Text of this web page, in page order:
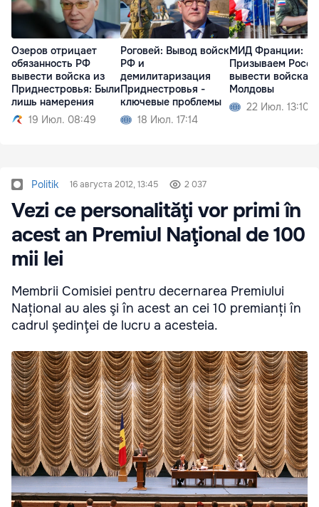
Озеров отрицает
обязанность РФ
вывести войска из
Приднестровья: Были
лишь намерения
19 Июл. 08:49
Роговей: Вывод войск
РФ и
демилитаризация
Приднестровья -
ключевые проблемы
18 Июл. 17:14
МИД Франции:
Призываем
вывести войска
Молдовы
22 Июл. 13:10
Politik 16 августа 2012, 13:45 2 037
Vezi ce personalităţi vor primi în
acest an Premiul Naţional de 100
mii lei
Membrii Comisiei pentru decernarea Premiului
Național au ales şi în acest an cei 10 premianți în
cadrul şedinţei de lucru a acesteia.